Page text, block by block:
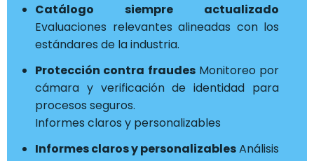
Catálogo siempre actualizado
Evaluaciones relevantes alineadas con los
estándares de la industria.
Protección contra fraudesMonitoreo por
cámara y verificación de identidad para
procesos seguros.
Informes claros y personalizables
Informes claros y personalizablesAnálisis